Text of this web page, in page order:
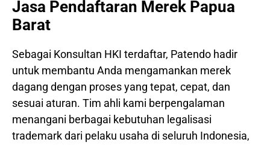
Jasa Pendaftaran Merek Papua
Barat
Sebagai Konsultan HKI terdaftar, Patendo hadir
untuk membantu Anda mengamankan merek
dagang dengan proses yang tepat, cepat, dan
sesuai aturan. Tim ahli kami berpengalaman
menangani berbagai kebutuhan legalisasi
trademark dari pelaku usaha di seluruh Indonesia,